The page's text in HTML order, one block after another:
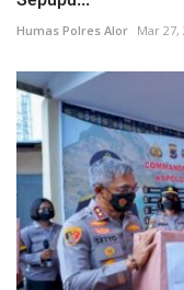
Humas Polres Alor Mar 27,